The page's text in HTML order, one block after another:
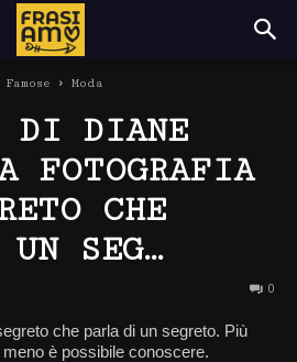
Moda
DI DIANE
FOTOGRAFIA
CHE
SEG…
0
che parla di un segreto. Più
è possibile conoscere.